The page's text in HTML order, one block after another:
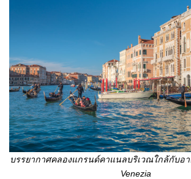
บรรยากาศคลองแกรนด์คาแนลบริเวณใกล้กับอ
Venezia